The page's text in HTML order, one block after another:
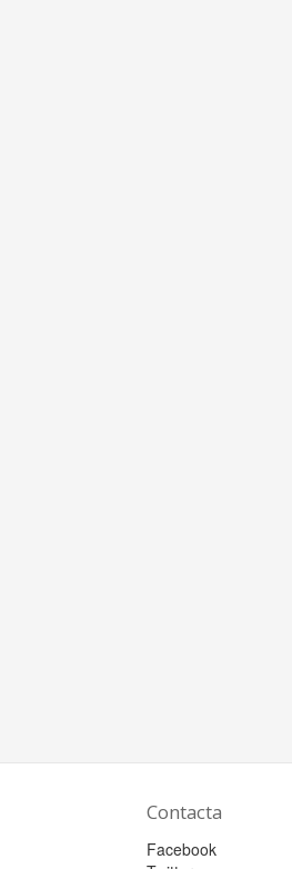
Contacta
Facebook